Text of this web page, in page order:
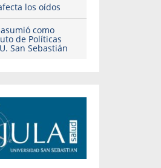
los oídos
como
de Políticas
San Sebastián